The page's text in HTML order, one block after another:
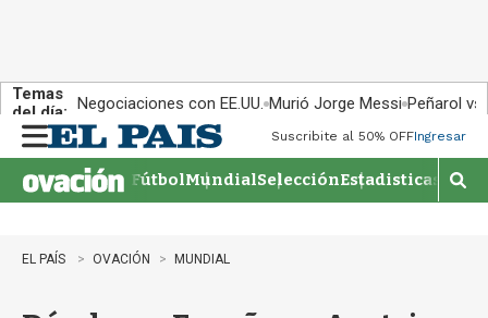
Temas
del día: Negociaciones con EE.UU. Murió Jorge Messi Peñarol
n
u
Suscribite al 50% OFFIngresar
FútbolMundialSelecciónEstadisticas
M
o
EL PAÍS OVACIÓN MUNDIAL